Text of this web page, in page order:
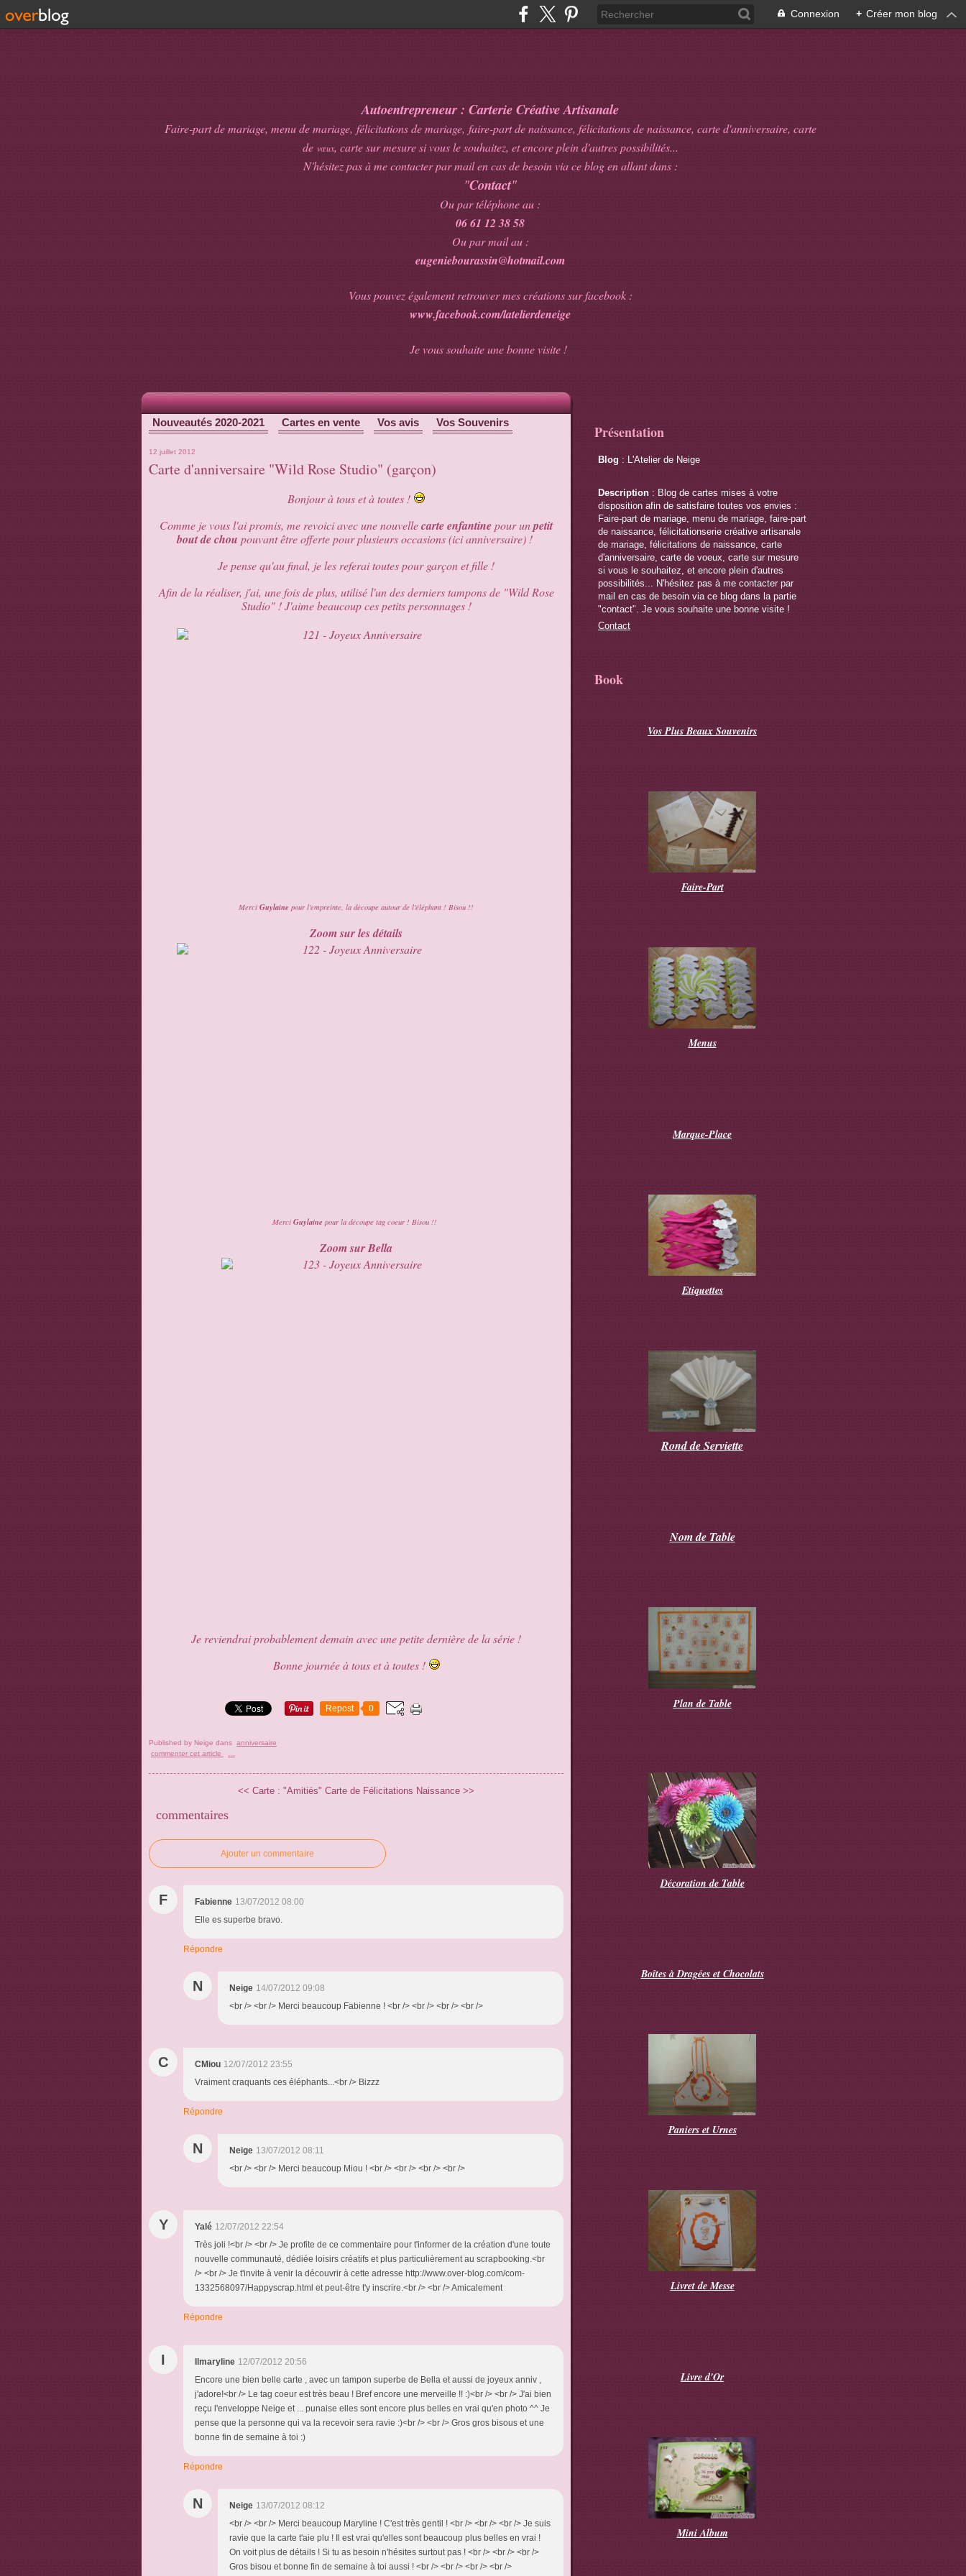
Connexion + Créer mon blog
Autoentrepreneur : Carterie Créative Artisanale
Faire-part de mariage, menu de mariage, félicitations de mariage, faire-part de naissance, félicitations de naissance, carte d'anniversaire, carte
de vœux, carte sur mesure si vous le souhaitez, et encore plein d'autres possibilités...
N'hésitez pas à me contacter par mail en cas de besoin via ce blog en allant dans :
"Contact"
Ou par téléphone au :
06 61 12 38 58
Ou par mail au :
eugeniebourassin@hotmail.com
Vous pouvez également retrouver mes créations sur facebook :
www.facebook.com/latelierdeneige
Je vous souhaite une bonne visite !
Nouveautés 2020-2021 Cartes en vente Vos avis Vos Souvenirs
12 juillet 2012
Carte d'anniversaire "Wild Rose Studio" (garçon)
Bonjour à tous et à toutes !
Comme je vous l'ai promis, me revoici avec une nouvellecarte enfantinepour unpetit
bout de chou pouvant être offerte pour plusieurs occasions (ici anniversaire) !
Je pense qu'au final, je les referai toutes pour garçon et fille !
Afin de la réaliser, j'ai, une fois de plus, utilisé l'un des derniers tampons de "Wild Rose
Studio" ! J'aime beaucoup ces petits personnages !
Merci Guylaine pour l'empreinte, la découpe autour de l'éléphant ! Bisou !!
Zoom sur les détails
Merci Guylaine pour la découpe tag coeur ! Bisou !!
Zoom sur Bella
Je reviendrai probablement demain avec une petite dernière de la série !
Bonne journée à tous et à toutes !
Repost 0
Published by Neige dans anniversaire
commenter cet article
<< Carte : "Amitiés" Carte de Félicitations Naissance >>
commentaires
Ajouter un commentaire
F Fabienne 13/07/2012 08:00
Elle es superbe bravo.
Répondre
N Neige 14/07/2012 09:08
<br /> <br /> Merci beaucoup Fabienne ! <br /> <br /> <br /> <br />
C CMiou 12/07/2012 23:55
Vraiment craquants ces éléphants...<br /> Bizzz
Répondre
N Neige 13/07/2012 08:11
<br /> <br /> Merci beaucoup Miou ! <br /> <br /> <br /> <br />
Y Yalé 12/07/2012 22:54
Très joli !<br /> <br /> Je profite de ce commentaire pour t'informer de la création d'une toute
nouvelle communauté, dédiée loisirs créatifs et plus particulièrement au scrapbooking.<br
/> <br /> Je t'invite à venir la découvrir à cette adresse http://www.over-blog.com/com-
1332568097/Happyscrap.html et peut-être t'y inscrire.<br /> <br /> Amicalement
Répondre
I Ilmaryline 12/07/2012 20:56
Encore une bien belle carte , avec un tampon superbe de Bella et aussi de joyeux anniv ,
j'adore!<br /> Le tag coeur est très beau ! Bref encore une merveille !! :)<br /> <br /> J'ai bien
reçu l'enveloppe Neige et ... punaise elles sont encore plus belles en vrai qu'en photo ^^ Je
pense que la personne qui va la recevoir sera ravie :)<br /> <br /> Gros gros bisous et une
bonne fin de semaine à toi :)
Répondre
N Neige 13/07/2012 08:12
<br /> <br /> Merci beaucoup Maryline ! C'est très gentil ! <br /> <br /> <br /> Je suis
ravie que la carte t'aie plu ! Il est vrai qu'elles sont beaucoup plus belles en vrai !
On voit plus de détails ! Si tu as besoin n'hésites surtout pas ! <br /> <br /> <br />
Gros bisou et bonne fin de semaine à toi aussi ! <br /> <br /> <br /> <br />
Présentation
Blog : L'Atelier de Neige
Description : Blog de cartes mises à votre
disposition afin de satisfaire toutes vos envies :
Faire-part de mariage, menu de mariage, faire-part
de naissance, félicitationserie créative artisanale
de mariage, félicitations de naissance, carte
d'anniversaire, carte de voeux, carte sur mesure
si vous le souhaitez, et encore plein d'autres
possibilités... N'hésitez pas à me contacter par
mail en cas de besoin via ce blog dans la partie
"contact". Je vous souhaite une bonne visite !
Contact
Book
Vos Plus Beaux Souvenirs
Faire-Part
Menus
Marque-Place
Etiquettes
Rond de Serviette
Nom de Table
Plan de Table
Décoration de Table
Boîtes à Dragées et Chocolats
Paniers et Urnes
Livret de Messe
Livre d'Or
Mini Album